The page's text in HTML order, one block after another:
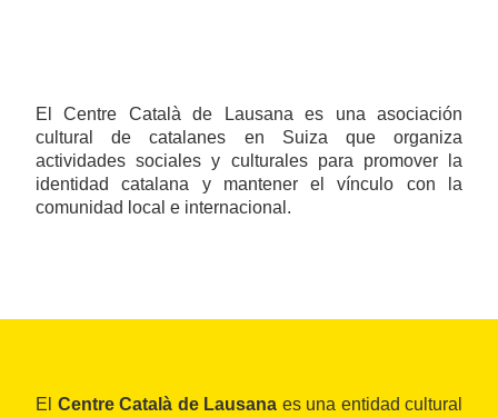
El Centre Català de Lausana es una asociación
cultural de catalanes en Suiza que organiza
actividades sociales y culturales para promover la
identidad catalana y mantener el vínculo con la
comunidad local e internacional.
El Centre Català de Lausana es una entidad cultural